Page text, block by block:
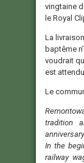
vingtaine
le Royal
La
baptême
voudrait
est
Le
tradition
In the
railway